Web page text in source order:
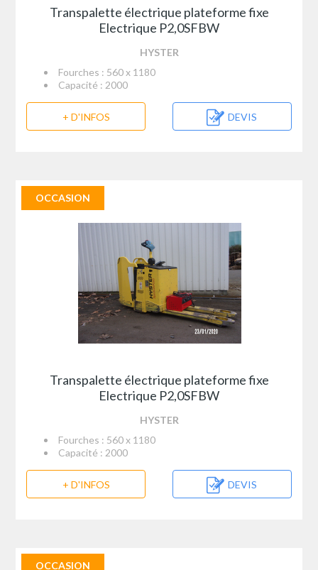
Transpalette électrique plateforme fixe
Electrique P2,0SFBW
HYSTER
Fourches : 560 x 1180
Capacité : 2000
+ D'INFOS DEVIS
OCCASION
Transpalette électrique plateforme fixe
Electrique P2,0SFBW
HYSTER
Fourches : 560 x 1180
Capacité : 2000
+ D'INFOS DEVIS
OCCASION